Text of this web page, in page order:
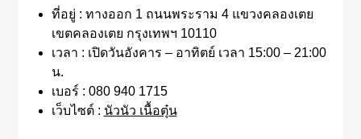
ที่อยู่ : ทางออก 1 ถนนพระราม 4 แขวงคลองเตย
เขตคลองเตย กรุงเทพฯ 10110
เวลา : เปิดวันอังคาร – อาทิตย์ เวลา 15:00 – 21:00
น.
เบอร์ : 080 940 1715
เว็บไซต์ : นัวนัว เนื้อตุ๋น